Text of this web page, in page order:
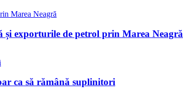
și exporturile de petrol prin Marea Neagră
ca să rămână suplinitori